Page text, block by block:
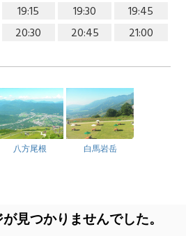
19:15 19:30
19:45
20:30 20:45 21:00
八方尾根 白馬岩岳